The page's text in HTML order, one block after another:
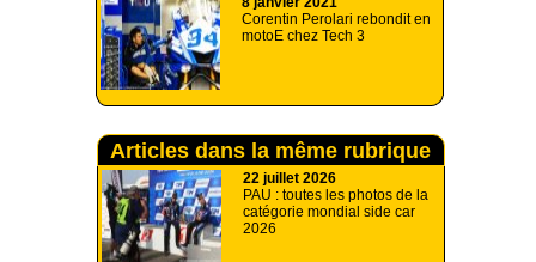
Corentin Perolari rebondit en
motoE chez Tech 3
Articles dans la même rubrique
22 juillet 2026
PAU : toutes les photos de la
catégorie mondial side car
2026